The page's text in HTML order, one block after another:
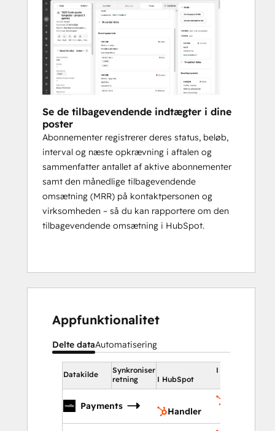
Se de tilbagevendende indtægter i dine
poster
Abonnementer registrerer deres status, beløb,
interval og næste opkrævning i aftalen og
sammenfatter antallet af aktive abonnementer
samt den månedlige tilbagevendende
omsætning (MRR) på kontaktpersonen og
virksomheden – så du kan rapportere om den
tilbagevendende omsætning i HubSpot.
Appfunktionalitet
Delte dataAutomatisering
Datakilde
Synkroniser
retning
I HubSpot
I HubSpot
Payments
Handler